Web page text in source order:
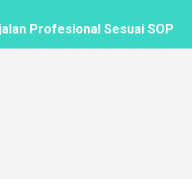
Profesional Sesuai SOP